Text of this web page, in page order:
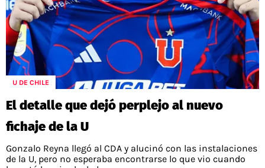
U DE CHILE
El detalle que dejó perplejo al nuevo
fichaje de la U
Gonzalo Reyna llegó al CDA y alucinó con las instalaciones
de la U, pero no esperaba encontrarse lo que vio cuando